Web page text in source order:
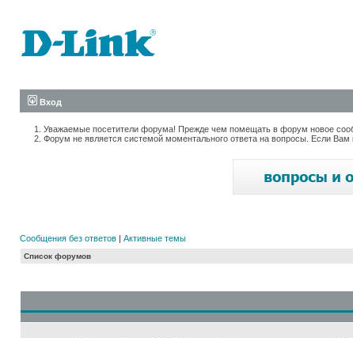
Вход
Уважаемые посетители форума! Прежде чем помещать в форум новое
Форум не является системой моментального ответа на вопросы. Если
Сообщения без ответов | Активные темы
Список форумов